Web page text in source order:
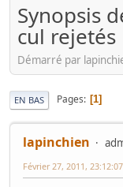
Synopsis
cul rejetés
Démarré par
EN BAS Pages 1
lapinchien
Février 27, 2011, 23:12:07